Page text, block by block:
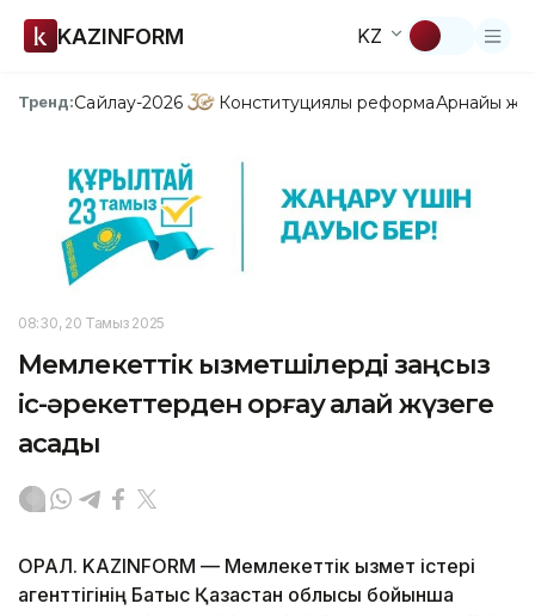
KAZINFORM KZ
Тренд:Сайлау-2026 Конституциялық реформаАрнайы
08:30, 20 Тамыз 2025
Мемлекеттік қызметшілерді заңсыз
іс-әрекеттерден қорғау қалай жүзеге
асады
ОРАЛ. KAZINFORM — Мемлекеттік қызмет істері
агенттігінің Батыс Қазақстан облысы бойынша